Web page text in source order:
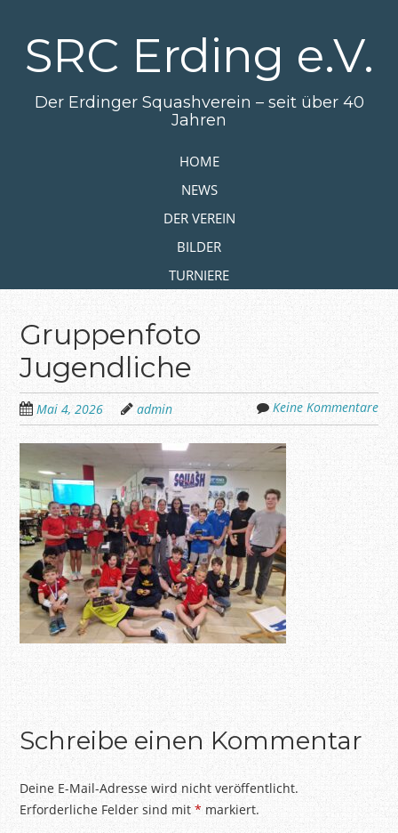
springen
SRC Erding e.V.
Der Erdinger Squashverein – seit über 40
Jahren
HOME
NEWS
DER VEREIN
BILDER
TURNIERE
Gruppenfoto
Jugendliche
Mai 4, 2026 admin Keine Kommentare
Schreibe einen Kommentar
Deine E-Mail-Adresse wird nicht veröffentlicht.
Erforderliche Felder sind mit* markiert.